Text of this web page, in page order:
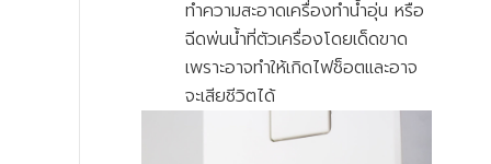
ทำความสะอาดเครื่องทำน้ำอุ่น หรือ
ฉีดพ่นน้ำที่ตัวเครื่องโดยเด็ดขาด
เพราะอาจทำให้เกิดไฟช็อตและอาจ
จะเสียชีวิตได้